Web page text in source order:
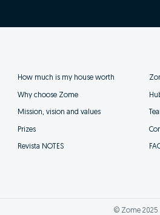
How much is my house worth
Why choose Zome
Mission, vision and values
Prizes
Revista NOTES
© Zome 2025